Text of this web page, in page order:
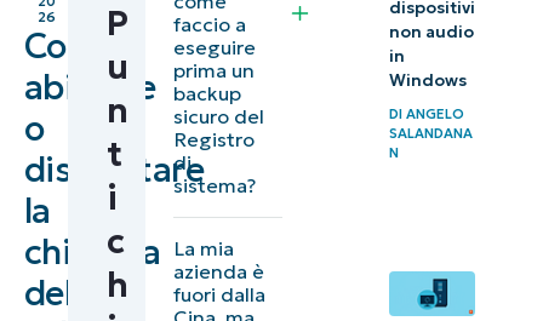
26
Come
abilitare
o
disabilitare
la
chiusura
delle
Metodi per
gestire la
funzionalità
“Doppio
clic per
chiudere le
schede” in
Microsoft
P
u
n
t
i
c
h
faccio a
eseguire
prima un
backup
sicuro del
Registro
di
sistema?
La mia
azienda è
fuori dalla
dispositivi
non audio
in
Windows
DIANGELO
SALANDANA
N